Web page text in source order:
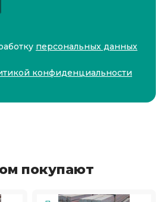
персональных данных
конфиденциальности
покупают